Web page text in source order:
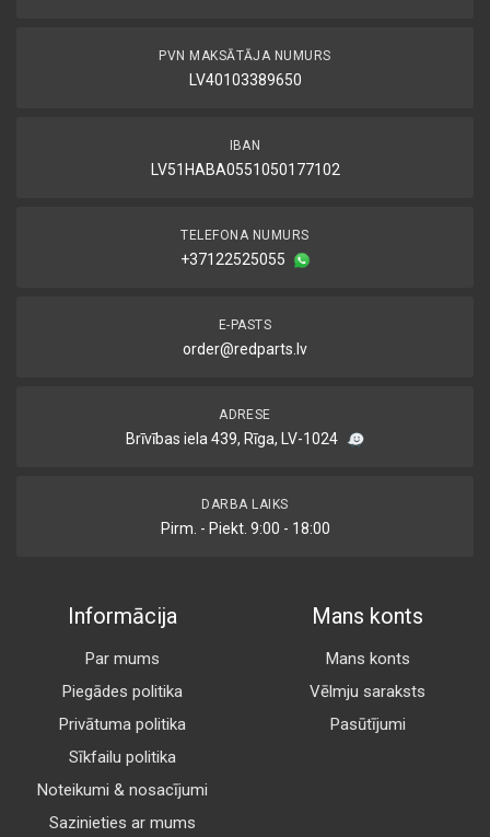
PVN MAKSĀTĀJA NUMURS
LV40103389650
IBAN
LV51HABA0551050177102
TELEFONA NUMURS
+37122525055
E-PASTS
order@redparts.lv
ADRESE
Brīvības iela 439, Rīga, LV-1024
DARBA LAIKS
Pirm. - Piekt. 9:00 - 18:00
Informācija
Par mums
Piegādes politika
Privātuma politika
Sīkfailu politika
Noteikumi & nosacījumi
Sazinieties ar mums
Mans konts
Mans konts
Vēlmju saraksts
Pasūtījumi